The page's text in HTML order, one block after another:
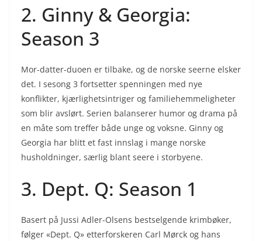
2. Ginny & Georgia:
Season 3
Mor-datter-duoen er tilbake, og de norske seerne elsker
det. I sesong 3 fortsetter spenningen med nye
konflikter, kjærlighetsintriger og familiehemmeligheter
som blir avslørt. Serien balanserer humor og drama på
en måte som treffer både unge og voksne. Ginny og
Georgia har blitt et fast innslag i mange norske
husholdninger, særlig blant seere i storbyene.
3. Dept. Q: Season 1
Basert på Jussi Adler-Olsens bestselgende krimbøker,
følger «Dept. Q» etterforskeren Carl Mørck og hans